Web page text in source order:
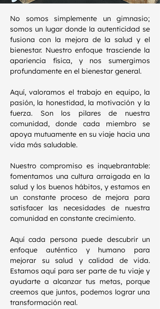
No somos simplemente un gimnasio;
somos un lugar donde la autenticidad se
fusiona con la mejora de la salud y el
bienestar. Nuestro enfoque trasciende la
apariencia física, y nos sumergimos
profundamente en el bienestar general.
Aquí, valoramos el trabajo en equipo, la
pasión, la honestidad, la motivación y la
fuerza. Son los pilares de nuestra
comunidad, donde cada miembro se
apoya mutuamente en su viaje hacia una
vida más saludable.
Nuestro compromiso es inquebrantable:
fomentamos una cultura arraigada en la
salud y los buenos hábitos, y estamos en
un constante proceso de mejora para
satisfacer las necesidades de nuestra
comunidad en constante crecimiento.
Aquí cada persona puede descubrir un
enfoque auténtico y humano para
mejorar su salud y calidad de vida.
Estamos aquí para ser parte de tu viaje y
ayudarte a alcanzar tus metas, porque
creemos que juntos, podemos lograr una
transformación real.